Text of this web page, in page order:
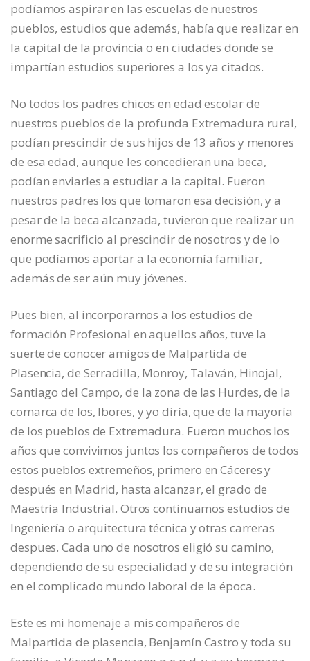
podíamos aspirar en las escuelas de nuestros
pueblos, estudios que además, había que realizar en
la capital de la provincia o en ciudades donde se
impartían estudios superiores a los ya citados.
No todos los padres chicos en edad escolar de
nuestros pueblos de la profunda Extremadura rural,
podían prescindir de sus hijos de 13 años y menores
de esa edad, aunque les concedieran una beca,
podían enviarles a estudiar a la capital. Fueron
nuestros padres los que tomaron esa decisión, y a
pesar de la beca alcanzada, tuvieron que realizar un
enorme sacrificio al prescindir de nosotros y de lo
que podíamos aportar a la economía familiar,
además de ser aún muy jóvenes.
Pues bien, al incorporarnos a los estudios de
formación Profesional en aquellos años, tuve la
suerte de conocer amigos de Malpartida de
Plasencia, de Serradilla, Monroy, Talaván, Hinojal,
Santiago del Campo, de la zona de las Hurdes, de la
comarca de los, Ibores, y yo diría, que de la mayoría
de los pueblos de Extremadura. Fueron muchos los
años que convivimos juntos los compañeros de todos
estos pueblos extremeños, primero en Cáceres y
después en Madrid, hasta alcanzar, el grado de
Maestría Industrial. Otros continuamos estudios de
Ingeniería o arquitectura técnica y otras carreras
despues. Cada uno de nosotros eligió su camino,
dependiendo de su especialidad y de su integración
en el complicado mundo laboral de la época.
Este es mi homenaje a mis compañeros de
Malpartida de plasencia, Benjamín Castro y toda su